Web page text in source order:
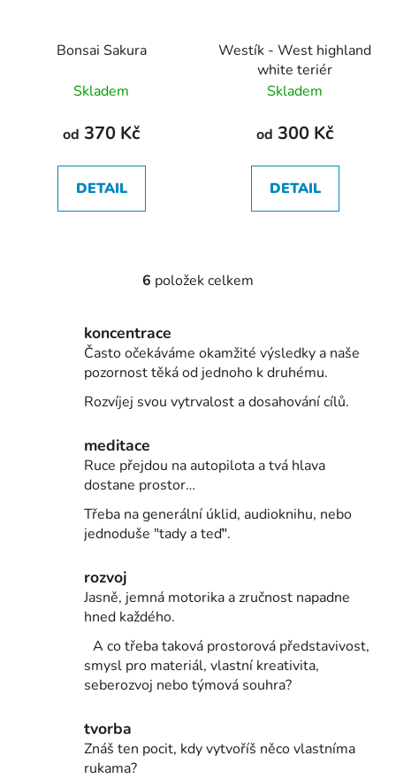
Bonsai Sakura
Skladem
od 370 Kč
DETAIL
Westík - West highland
white teriér
Skladem
od 300 Kč
DETAIL
O
á
d
a
c
r
k
y
v
i
u
6 položek celkem
koncentrace
Často očekáváme okamžité výsledky a naše
pozornost těká od jednoho k druhému.
Rozvíjej svou vytrvalost a dosahování cílů.
meditace
Ruce přejdou na autopilota a tvá hlava
dostane prostor…
Třeba na generální úklid, audioknihu, nebo
jednoduše "tady a teď".
rozvoj
Jasně, jemná motorika a zručnost napadne
hned každého.
A co třeba taková prostorová představivost,
smysl pro materiál, vlastní kreativita,
seberozvoj nebo týmová souhra?
tvorba
Znáš ten pocit, kdy vytvoříš něco vlastníma
rukama?